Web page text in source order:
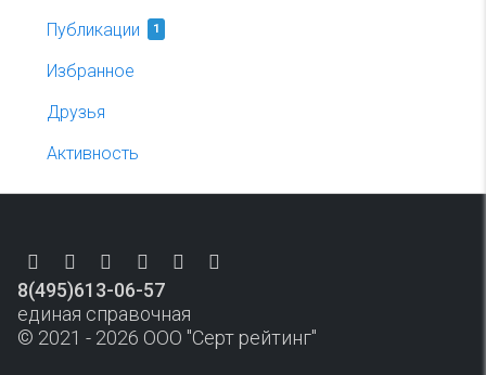
Публикации
1
Избранное
Друзья
Активность
8(495)613-06-57
единая справочная
© 2021 - 2026 ООО "Серт рейтинг"